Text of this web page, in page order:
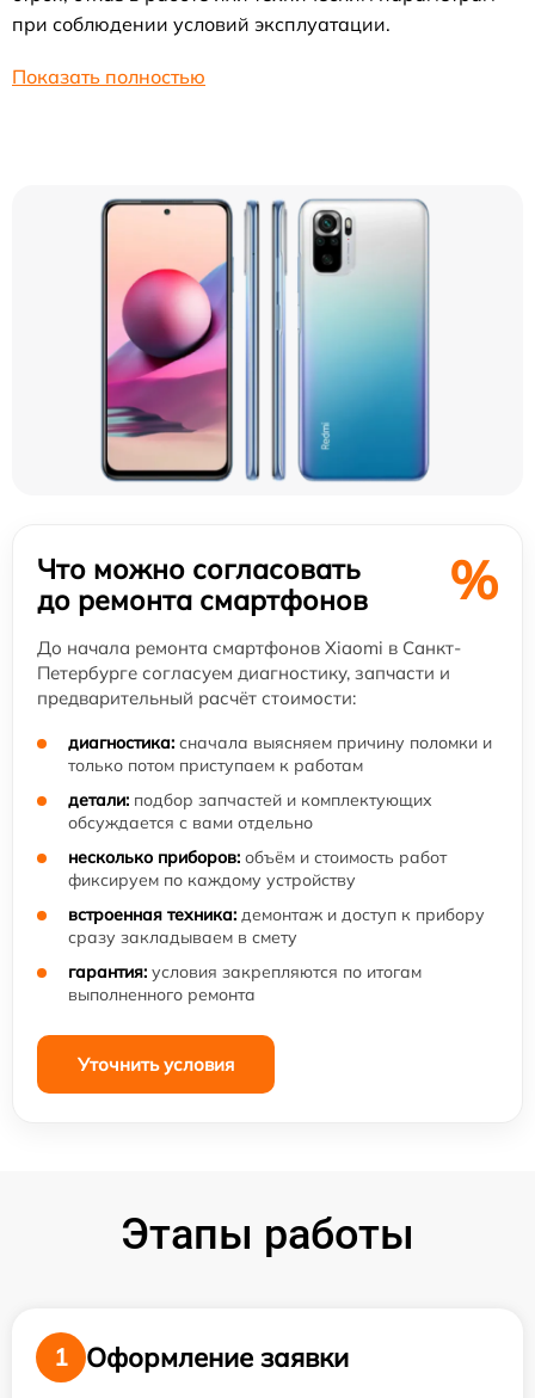
при соблюдении условий эксплуатации.
Показать полностью
Что можно согласовать
до ремонта смартфонов
%
До начала ремонта смартфонов Xiaomi в Санкт-
Петербурге согласуем диагностику, запчасти и
предварительный расчёт стоимости:
диагностика: сначала выясняем причину поломки и
только потом приступаем к работам
детали: подбор запчастей и комплектующих
обсуждается с вами отдельно
несколько приборов: объём и стоимость работ
фиксируем по каждому устройству
встроенная техника: демонтаж и доступ к прибору
сразу закладываем в смету
гарантия: условия закрепляются по итогам
выполненного ремонта
Уточнить условия
Этапы работы
1
Оформление заявки